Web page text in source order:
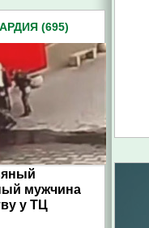
(695)
мужчина
у ТЦ